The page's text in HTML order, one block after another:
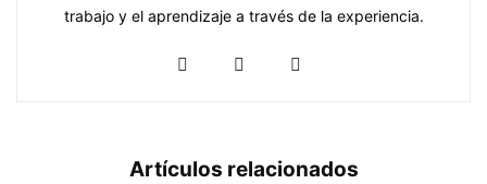
trabajo y el aprendizaje a través de la experiencia.
Artículos relacionados